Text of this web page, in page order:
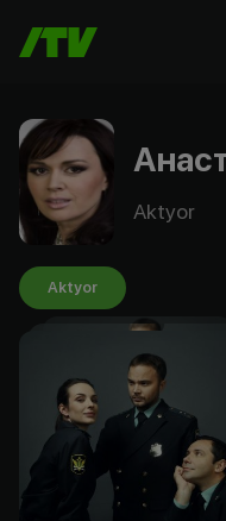
Aktyor
Aktyor